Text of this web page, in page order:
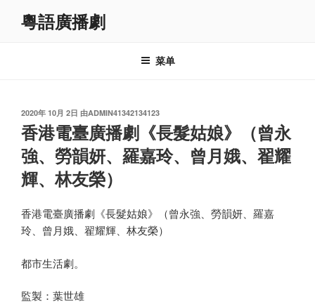
粵語廣播劇
菜单
发
布
于
2020年 10月 2日 由ADMIN41342134123
香港電臺廣播劇《長髮姑娘》（曾永
強、勞韻妍、羅嘉玲、曾月娥、翟耀
輝、林友榮）
香港電臺廣播劇《長髮姑娘》（曾永強、勞韻妍、羅嘉
玲、曾月娥、翟耀輝、林友榮）
都市生活劇。
監製：葉世雄